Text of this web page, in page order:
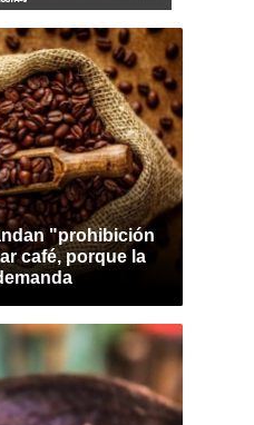
"prohibición
café, porque la